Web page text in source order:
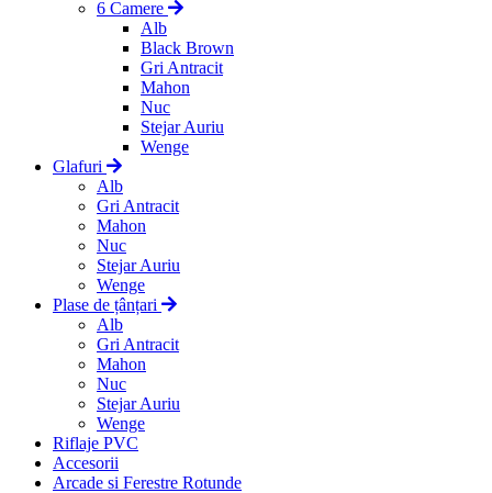
6 Camere
Alb
Black Brown
Gri Antracit
Mahon
Nuc
Stejar Auriu
Wenge
Glafuri
Alb
Gri Antracit
Mahon
Nuc
Stejar Auriu
Wenge
Plase de țânțari
Alb
Gri Antracit
Mahon
Nuc
Stejar Auriu
Wenge
Riflaje PVC
Accesorii
Arcade si Ferestre Rotunde